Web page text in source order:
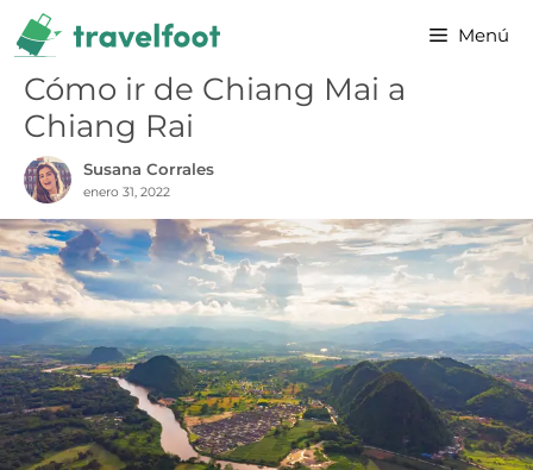
Saltar
al
contenido
Menú
Cómo ir de Chiang Mai a
Chiang Rai
Susana Corrales
enero 31, 2022